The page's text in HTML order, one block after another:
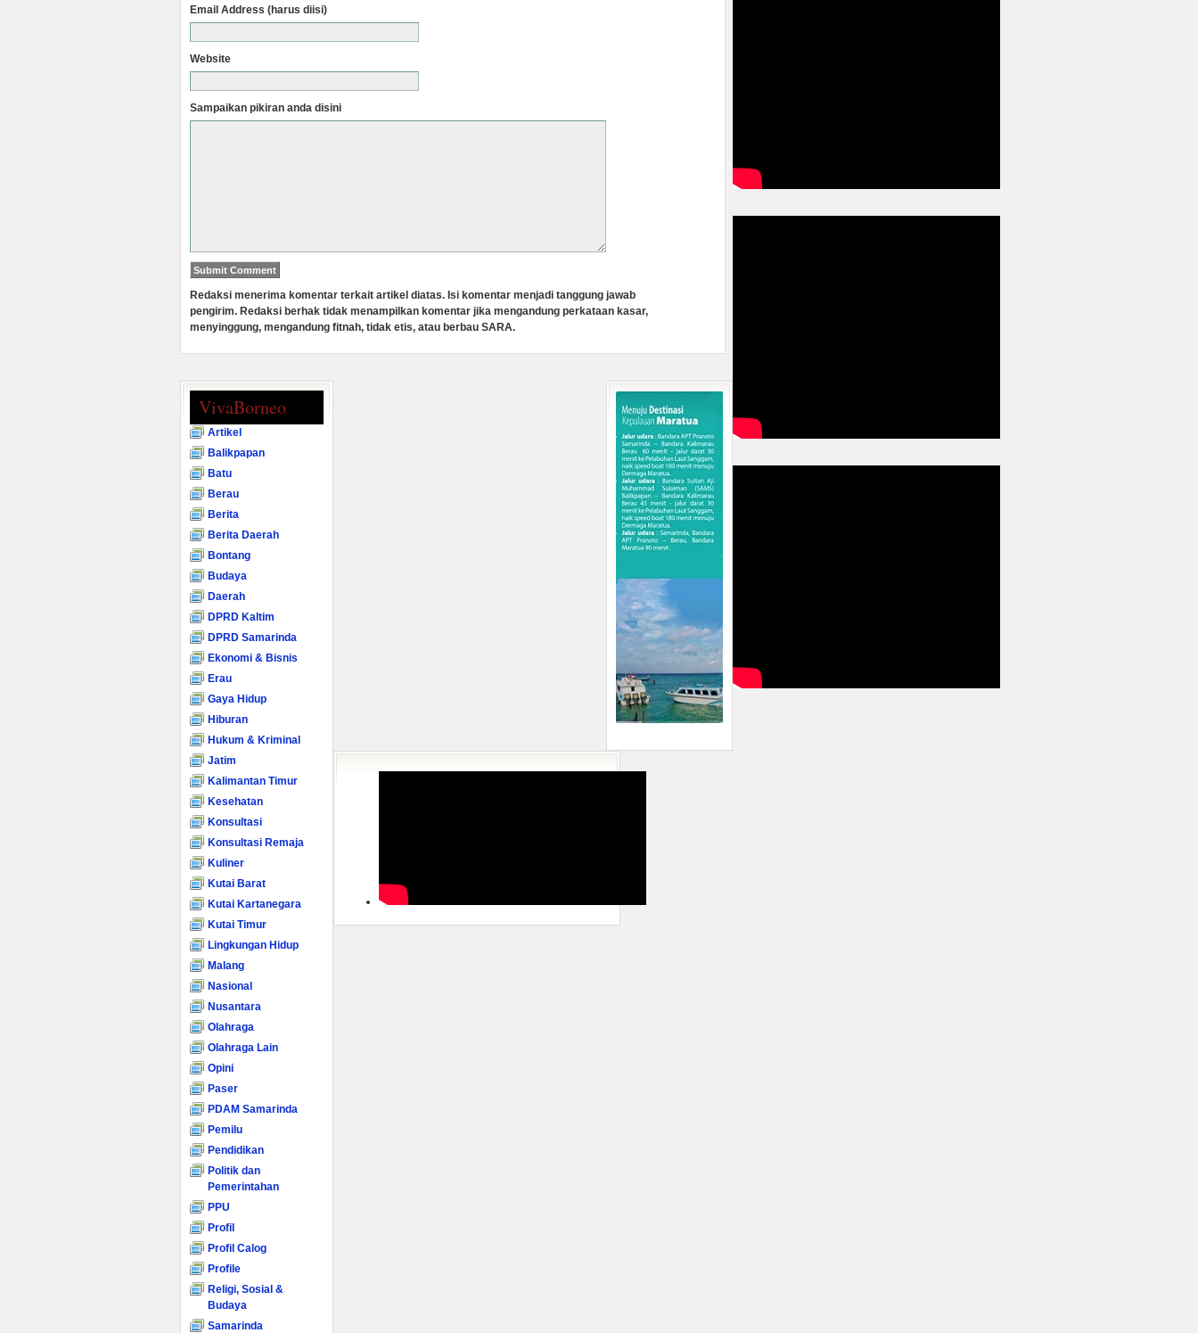
Email Address (harus diisi)
Website
Sampaikan pikiran anda disini
Redaksi menerima komentar terkait artikel diatas. Isi komentar menjadi tanggung jawab
pengirim. Redaksi berhak tidak menampilkan komentar jika mengandung perkataan kasar,
menyinggung, mengandung fitnah, tidak etis, atau berbau SARA.
VivaBorneo
Artikel
Balikpapan
Batu
Berau
Berita
Berita Daerah
Bontang
Budaya
Daerah
DPRD Kaltim
DPRD Samarinda
Ekonomi & Bisnis
Erau
Gaya Hidup
Hiburan
Hukum & Kriminal
Jatim
Kalimantan Timur
Kesehatan
Konsultasi
Konsultasi Remaja
Kuliner
Kutai Barat
Kutai Kartanegara
Kutai Timur
Lingkungan Hidup
Malang
Nasional
Nusantara
Olahraga
Olahraga Lain
Opini
Paser
PDAM Samarinda
Pemilu
Pendidikan
Politik dan
Pemerintahan
PPU
Profil
Profil Calog
Profile
Religi, Sosial &
Budaya
Samarinda